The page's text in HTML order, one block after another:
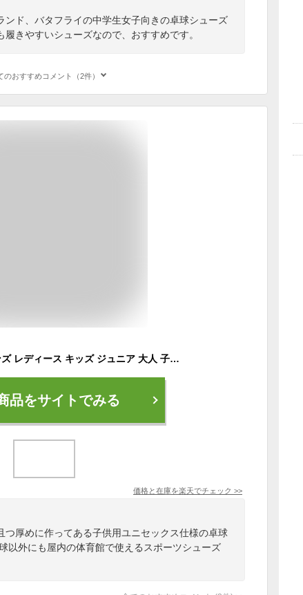
ンド、バタフライの中学生女子向きの卓球シューズ
きやすいシューズなので、おすすめです。
のおすすめコメント（2件）
卓球 シューズ 靴 メンズ レディース キッズ ジュニア 大人 子供 中学生 高校生 大学生 社会人 部活 体育館シューズ Yasaka ヤサカ
品をサイトでみる
価格と在庫を楽天でチェック >>
つ厚めに作ってある子供用ユニセックス仕様の卓球
以外にも屋内の体育館で使えるスポーツシューズ